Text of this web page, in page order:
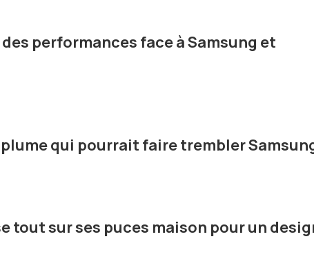
performances face à Samsung et
plume qui pourrait faire trembler
tout sur ses puces maison pour un